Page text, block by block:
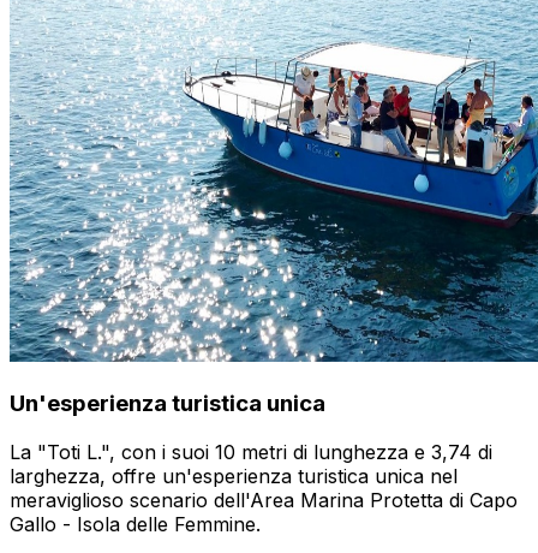
Un'esperienza turistica unica
La "Toti L.", con i suoi 10 metri di lunghezza e 3,74 di
larghezza, offre un'esperienza turistica unica nel
meraviglioso scenario dell'Area Marina Protetta di Capo
Gallo - Isola delle Femmine.